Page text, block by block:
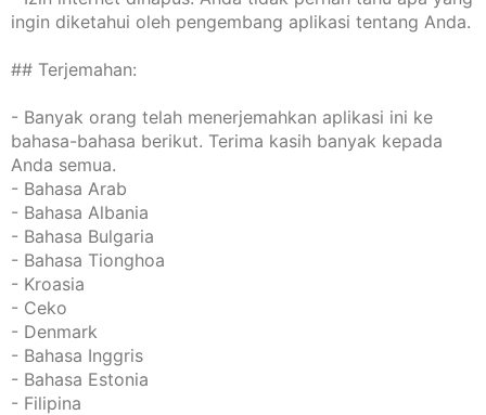
ingin diketahui oleh pengembang aplikasi tentang Anda.
## Terjemahan:
- Banyak orang telah menerjemahkan aplikasi ini ke
bahasa-bahasa berikut. Terima kasih banyak kepada
Anda semua.
- Bahasa Arab
- Bahasa Albania
- Bahasa Bulgaria
- Bahasa Tionghoa
- Kroasia
- Ceko
- Denmark
- Bahasa Inggris
- Bahasa Estonia
- Filipina